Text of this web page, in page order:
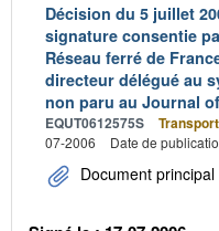
Décision du 5 juillet
signature consentie
Réseau ferré de
directeur délégué au
non paru au Journal
EQUT0612575S
07-2006
Date de
Document principal